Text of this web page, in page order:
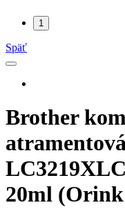
1
Späť
Brother
20ml